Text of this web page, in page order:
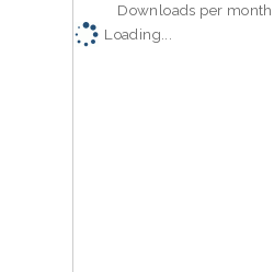
Downloads per
Loading...